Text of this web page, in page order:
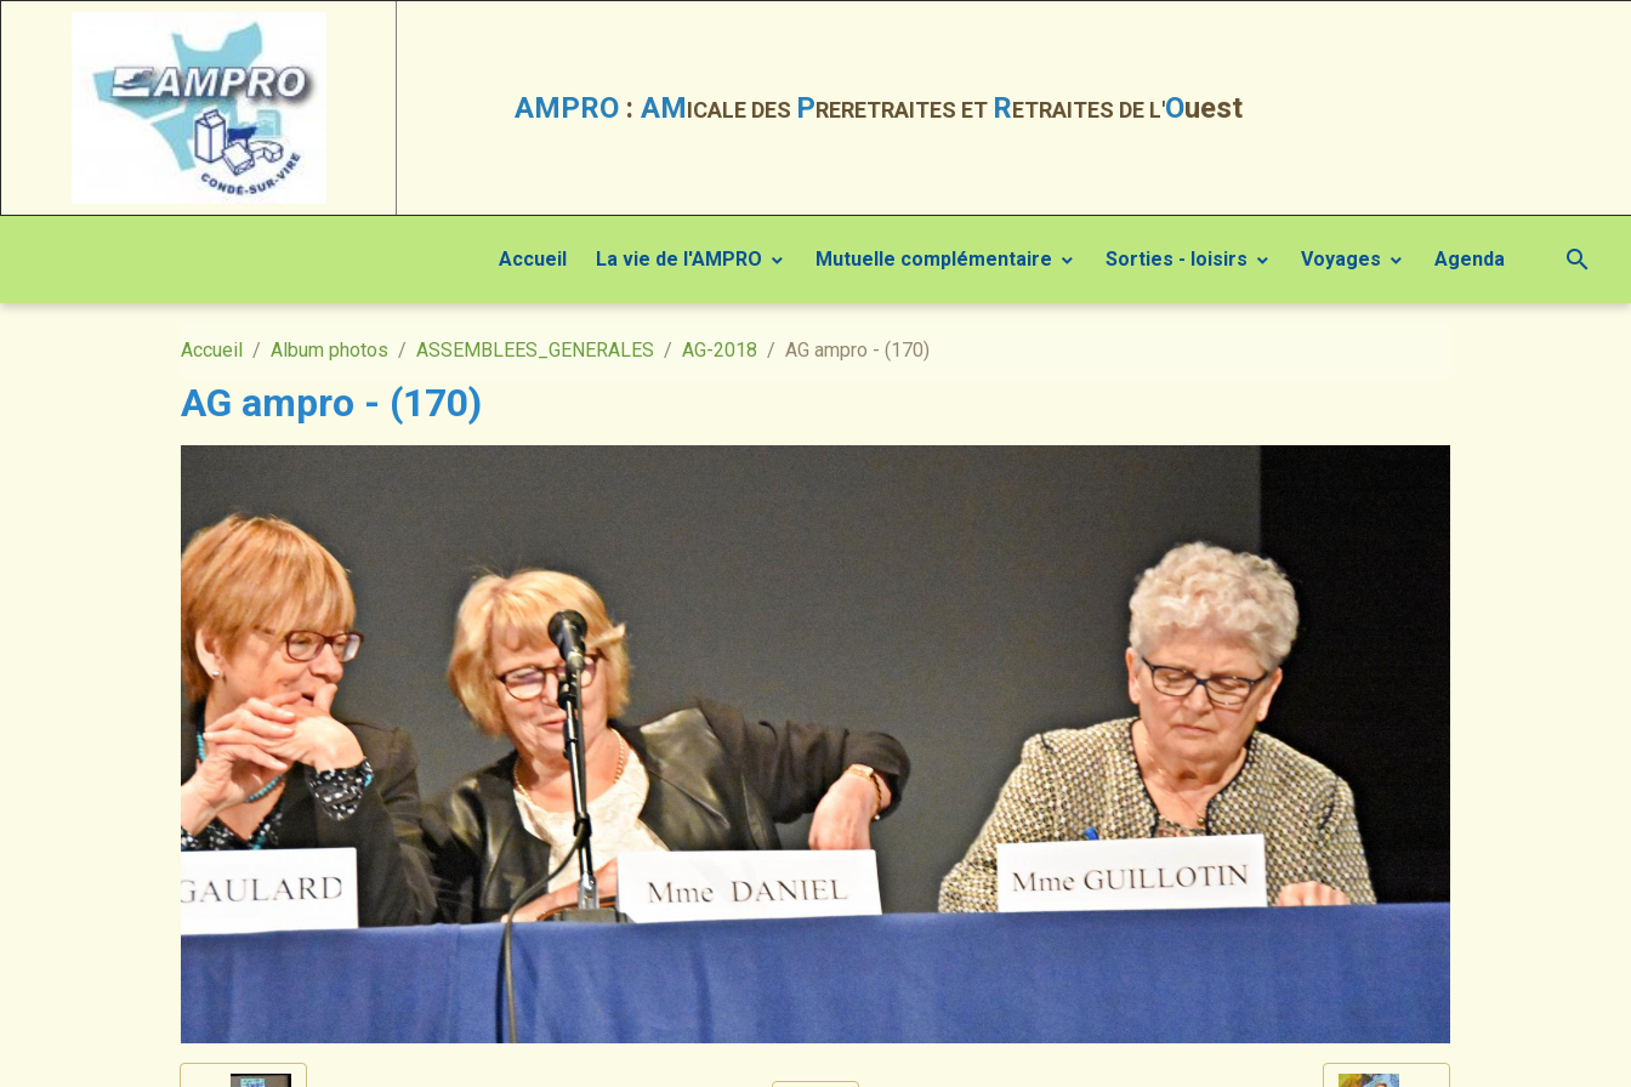
AMPRO : AMICALE DES PRERETRAITES ET RETRAITES DE L'Ouest
Accueil La vie de l'AMPRO Mutuelle complémentaire Sorties - loisirs Voyages Agenda
Accueil Album photos ASSEMBLEES_GENERALES AG-2018 AG ampro - (170)
AG ampro - (170)